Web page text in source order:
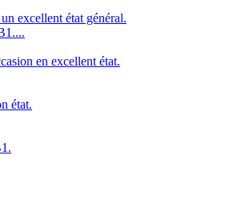
excellent état général.
en excellent état.
état.